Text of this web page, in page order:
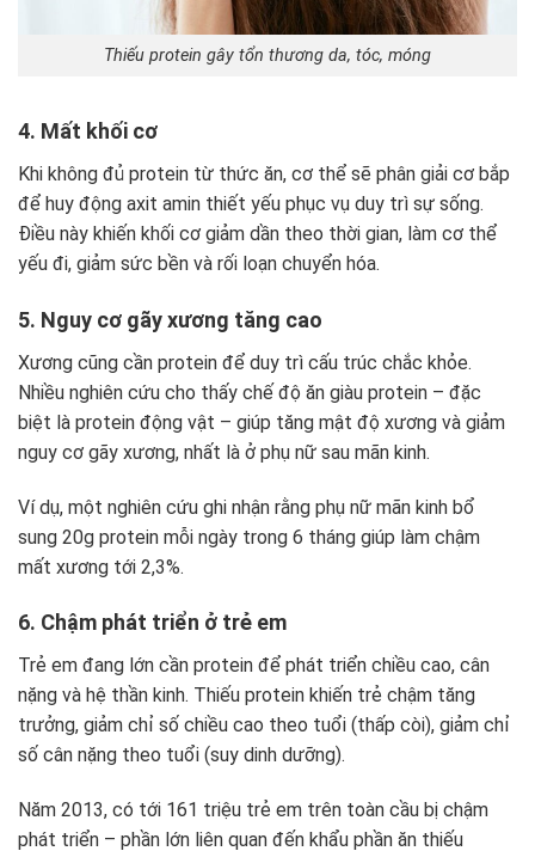
Thiếu protein gây tổn thương da, tóc, móng
4. Mất khối cơ
Khi không đủ protein từ thức ăn, cơ thể sẽ phân giải cơ bắp
để huy động axit amin thiết yếu phục vụ duy trì sự sống.
Điều này khiến khối cơ giảm dần theo thời gian, làm cơ thể
yếu đi, giảm sức bền và rối loạn chuyển hóa.
5. Nguy cơ gãy xương tăng cao
Xương cũng cần protein để duy trì cấu trúc chắc khỏe.
Nhiều nghiên cứu cho thấy chế độ ăn giàu protein – đặc
biệt là protein động vật – giúp tăng mật độ xương và giảm
nguy cơ gãy xương, nhất là ở phụ nữ sau mãn kinh.
Ví dụ, một nghiên cứu ghi nhận rằng phụ nữ mãn kinh bổ
sung 20g protein mỗi ngày trong 6 tháng giúp làm chậm
mất xương tới 2,3%.
6. Chậm phát triển ở trẻ em
Trẻ em đang lớn cần protein để phát triển chiều cao, cân
nặng và hệ thần kinh. Thiếu protein khiến trẻ chậm tăng
trưởng, giảm chỉ số chiều cao theo tuổi (thấp còi), giảm chỉ
số cân nặng theo tuổi (suy dinh dưỡng).
Năm 2013, có tới 161 triệu trẻ em trên toàn cầu bị chậm
phát triển – phần lớn liên quan đến khẩu phần ăn thiếu